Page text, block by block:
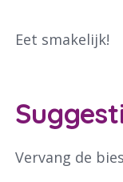
Eet smakelijk!
Vervang de